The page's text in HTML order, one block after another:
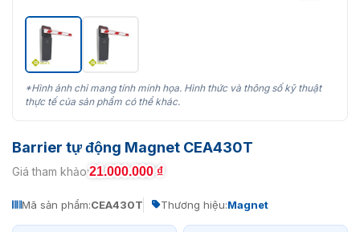
*Hình ảnh chỉ mang tính minh họa. Hình thức và thông số kỹ thuật
thực tế của sản phẩm có thể khác.
Barrier tự động Magnet CEA430T
Giá tham khảo:21.000.000₫
Mã sản phẩm:CEA430T Thương hiệu:Magnet